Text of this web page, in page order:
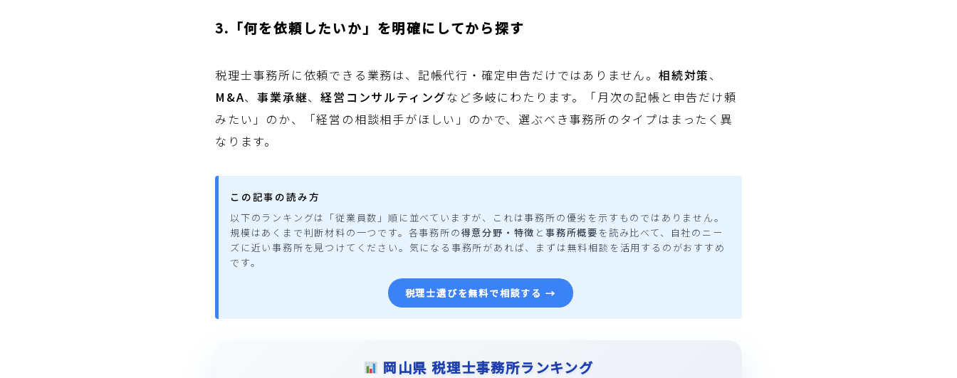
3.「何を依頼したいか」を明確にしてから探す
税理士事務所に依頼できる業務は、記帳代行・確定申告だけではありません。 相続対策、
M&A、事業承継、経営コンサルティングなど多岐にわたります。「月次の記帳と申告だけ頼
みたい」のか、「経営の相談相手がほしい」のかで、選ぶべき事務所のタイプはまったく異
なります。
この記事の読み方
以下のランキングは「従業員数」順に並べていますが、これは事務所の優劣を示すものではありません。
規模はあくまで判断材料の一つです。各事務所の得意分野・特徴 と事務所概要 を読み比べて、自社のニー
ズに近い事務所を見つけてください。気になる事務所があれば、まずは無料相談を活用するのがおすすめ
です。
税理士選びを無料で相談する →
岡山県 税理士事務所ランキング